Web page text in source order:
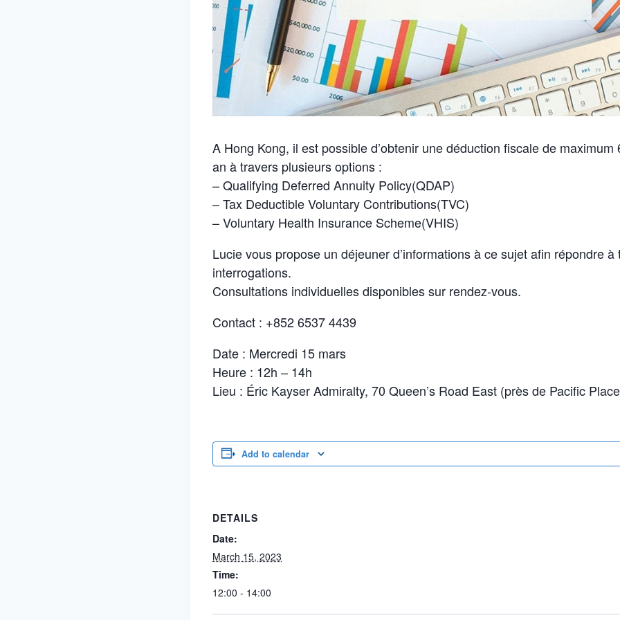
A Hong Kong, il est possible d’obtenir une déduction fiscale de maximum
an à travers plusieurs options :
– Qualifying Deferred Annuity Policy(QDAP)
– Tax Deductible Voluntary Contributions(TVC)
– Voluntary Health Insurance Scheme(VHIS)
Lucie vous propose un déjeuner d’informations à ce sujet afin répondre à
interrogations.
Consultations individuelles disponibles sur rendez-vous.
Contact : +852 6537 4439
Date : Mercredi 15 mars
Heure : 12h – 14h
Lieu : Éric Kayser Admiralty, 70 Queen’s Road East (près de Pacific
Add to calendar
DETAILS
Date:
March 15, 2023
Time:
12:00 - 14:00